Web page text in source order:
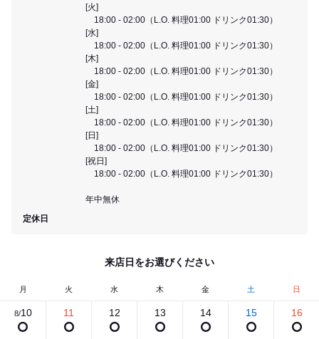
[火]
18:00 - 02:00（L.O. 料理01:00 ドリンク01:30）
[水]
18:00 - 02:00（L.O. 料理01:00 ドリンク01:30）
[木]
18:00 - 02:00（L.O. 料理01:00 ドリンク01:30）
[金]
18:00 - 02:00（L.O. 料理01:00 ドリンク01:30）
[土]
18:00 - 02:00（L.O. 料理01:00 ドリンク01:30）
[日]
18:00 - 02:00（L.O. 料理01:00 ドリンク01:30）
[祝日]
18:00 - 02:00（L.O. 料理01:00 ドリンク01:30）
年中無休
定休日
来店日をお選びください
月 火 水 木 金 土 日
8/10 11 12 13 14 15 16